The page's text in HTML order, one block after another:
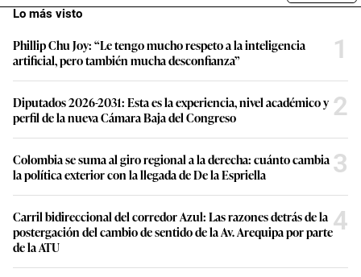
Lo más visto
Phillip Chu Joy: “Le tengo mucho respeto a la inteligencia
artificial, pero también mucha desconfianza”
1
Diputados 2026-2031: Esta es la experiencia, nivel académico y
perfil de la nueva Cámara Baja del Congreso
2
Colombia se suma al giro regional a la derecha: cuánto cambia
la política exterior con la llegada de De la Espriella
3
Carril bidireccional del corredor Azul: Las razones detrás de la
postergación del cambio de sentido de la Av. Arequipa por parte
de la ATU
4